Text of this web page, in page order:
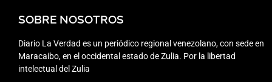
SOBRE NOSOTROS
Diario La Verdad es un periódico regional venezolano, con sede en
Maracaibo, en el occidental estado de Zulia. Por la libertad
intelectual del Zulia